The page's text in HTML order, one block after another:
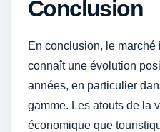
Conclusion
En conclusion, le
connaît une évolution
années, en particulier
gamme. Les atouts de la
économique que